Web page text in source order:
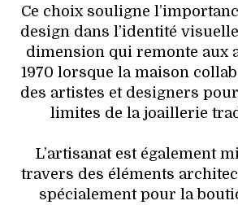
Ce choix souligne
design dans l’identité
dimension qui remonte aux
1970 lorsque la maison
des artistes et designers
limites de la joaillerie
L’artisanat est également
travers des éléments
spécialement pour la